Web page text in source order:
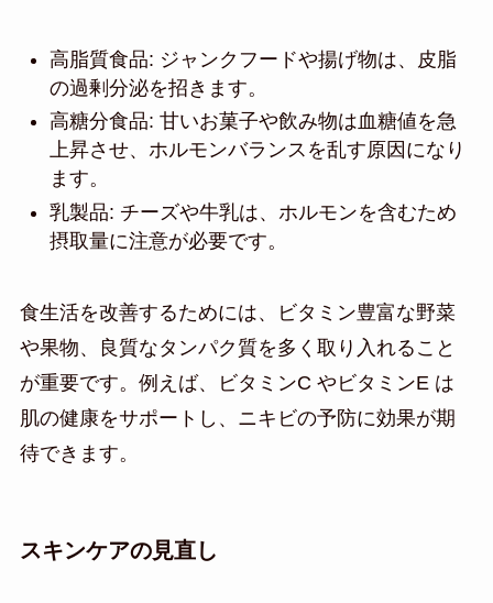
高脂質食品: ジャンクフードや揚げ物は、皮脂
の過剰分泌を招きます。
高糖分食品: 甘いお菓子や飲み物は血糖値を急
上昇させ、ホルモンバランスを乱す原因になり
ます。
乳製品: チーズや牛乳は、ホルモンを含むため
摂取量に注意が必要です。
食生活を改善するためには、ビタミン豊富な野菜
や果物、良質なタンパク質を多く取り入れること
が重要です。例えば、ビタミンC やビタミンE は
肌の健康をサポートし、ニキビの予防に効果が期
待できます。
スキンケアの見直し